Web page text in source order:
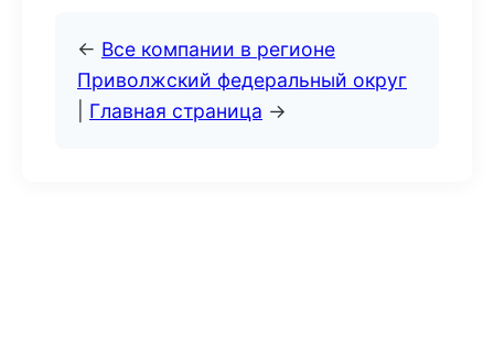
← Все компании в регионе
Приволжский федеральный округ
Главная страница →